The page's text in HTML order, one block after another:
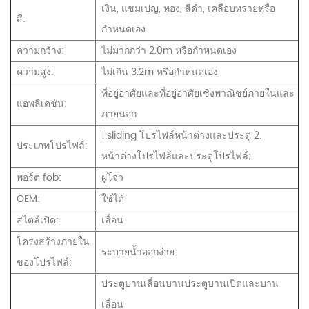
สี:
เงิน, แชมเปญ, ทอง, สีดำ, เคลือบทรายหรือ
กำหนดเอง
ความกว้าง:
ไม่มากกว่า 2.0m หรือกำหนดเอง
ความสูง:
ไม่เกิน 3.2m หรือกำหนดเอง
แอพลิเคชัน:
ที่อยู่อาศัยและที่อยู่อาศัยเชิงพาณิชย์ภายในและ
ภายนอก
ประเภทโปรไฟล์:
1.sliding โปรไฟล์หน้าต่างและประตู 2.
หน้าต่างโปรไฟล์และประตูโปรไฟล์;
พอร์ต fob:
ฝูโจว
OEM:
ใช้ได้
สไตล์เปิด:
เลื่อน
โครงสร้างภายใน
ของโปรไฟล์:
ระบายน้ำออกง่าย
ประตูบานเลื่อนบานประตูบานเปิดและบาน
เลื่อน